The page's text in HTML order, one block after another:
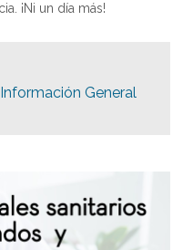
¡Ni un día más!
Información General